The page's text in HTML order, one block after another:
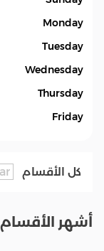
Monday
Tuesday
Wednesday
Thursday
Friday
كل الأقسام
أشهر الأقسام